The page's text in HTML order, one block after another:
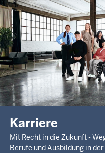
Karriere
Mit Recht in die Zukunft -
Berufe und Ausbildung in